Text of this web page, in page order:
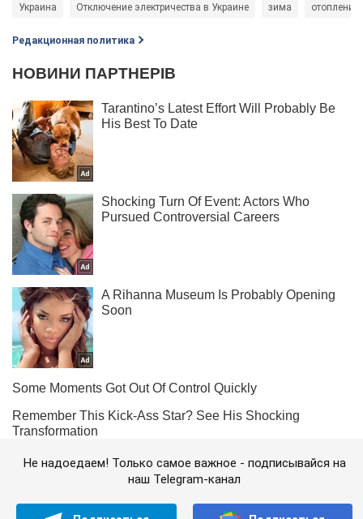
Украина Отключение электричества в Украине зима отопление
Редакционная политика
Не надоедаем! Только самое важное - подписывайся на
наш Telegram-канал